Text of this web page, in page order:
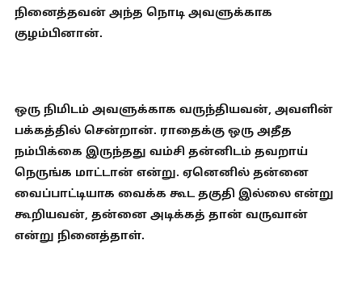
நினைத்தவன் அந்த நொடி அவளுக்காக
குழம்பினான்.
ஒரு நிமிடம் அவளுக்காக வருந்தியவன், அவளின்
பக்கத்தில் சென்றான். ராதைக்கு ஒரு அதீத
நம்பிக்கை இருந்தது வம்சி தன்னிடம் தவறாய்
நெருங்க மாட்டான் என்று. ஏனெனில் தன்னை
வைப்பாட்டியாக வைக்க கூட தகுதி இல்லை என்று
கூறியவன், தன்னை அடிக்கத் தான் வருவான்
என்று நினைத்தாள்.